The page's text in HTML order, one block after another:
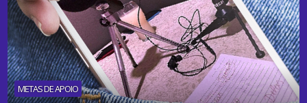
METAS DE APOIO